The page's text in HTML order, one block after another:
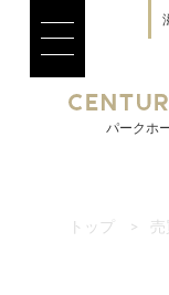
パークホ
トップ > 売